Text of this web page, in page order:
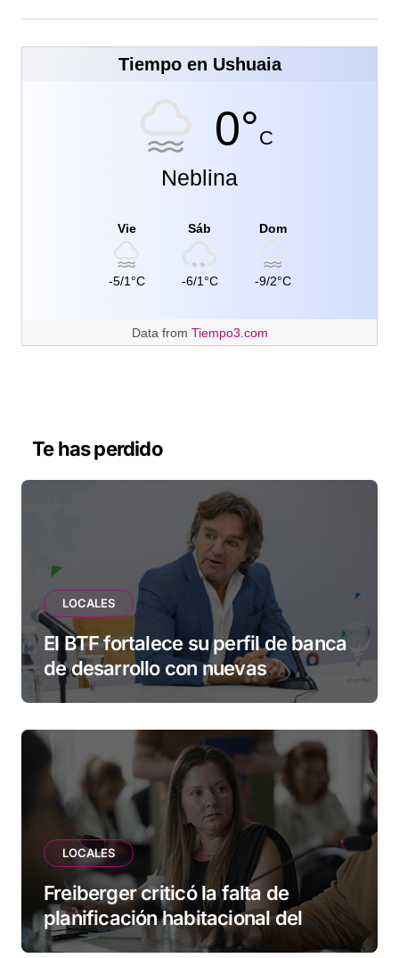
Tiempo en Ushuaia
0°C
Neblina
Vie
-5/1°C
Sáb
-6/1°C
Dom
-9/2°C
Data from Tiempo3.com
Te has perdido
LOCALES
El BTF fortalece su perfil de banca
de desarrollo con nuevas
herramientas para familias y
LOCALES
Freiberger criticó la falta de
planificación habitacional del
Municipio: “Vuoto deja afuera a